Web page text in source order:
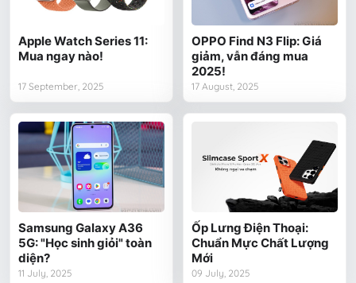
Apple Watch Series 11:
Mua ngay nào!
17 September, 2025
OPPO Find N3 Flip: Giá
giảm, vẫn đáng mua
2025!
17 August, 2025
Samsung Galaxy A36
5G: "Học sinh giỏi" toàn
diện?
11 July, 2025
Ốp Lưng Điện Thoại:
Chuẩn Mực Chất Lượng
Mới
09 July, 2025